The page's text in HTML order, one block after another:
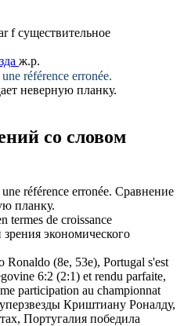
f существительное
ж.р.
référence erronée.
неверную планку.
со словом
référence erronée. Сравнение
планку.
termes de croissance
экономического
Ronaldo (8e, 53e), Portugal s'est
6:2 (2:1) et rendu parfaite,
participation au championnat
Криштиану Роналду,
Португалия победила